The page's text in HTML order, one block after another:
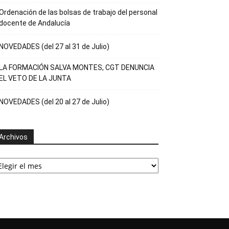
de las bolsas de trabajo del personal
de Andalucía
(del 27 al 31 de Julio)
FORMACIÓN SALVA MONTES, CGT DENUNCIA
VETO DE LA JUNTA
(del 20 al 27 de Julio)